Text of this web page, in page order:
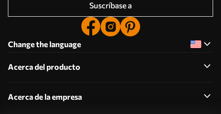
Suscríbase a
Change the language
Acerca del producto
Acerca de la empresa